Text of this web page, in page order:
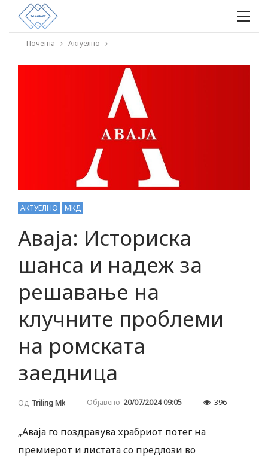
Почетна Актуелно
АКТУЕЛНО МКД
Аваја: Историска
шанса и надеж за
решавање на
клучните проблеми
на ромската
заедница
Од Triling Mk Објавено 20/07/2024 09:05 396
„Аваја го поздравува храбриот потег на
премиерот и листата со предлози во